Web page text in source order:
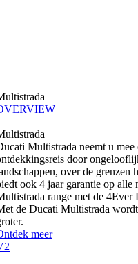
Multistrada neemt u mee
door
over de grenzen
ook 4 jaar garantie op alle
range met de 4Ever
de Ducati Multistrada
meer